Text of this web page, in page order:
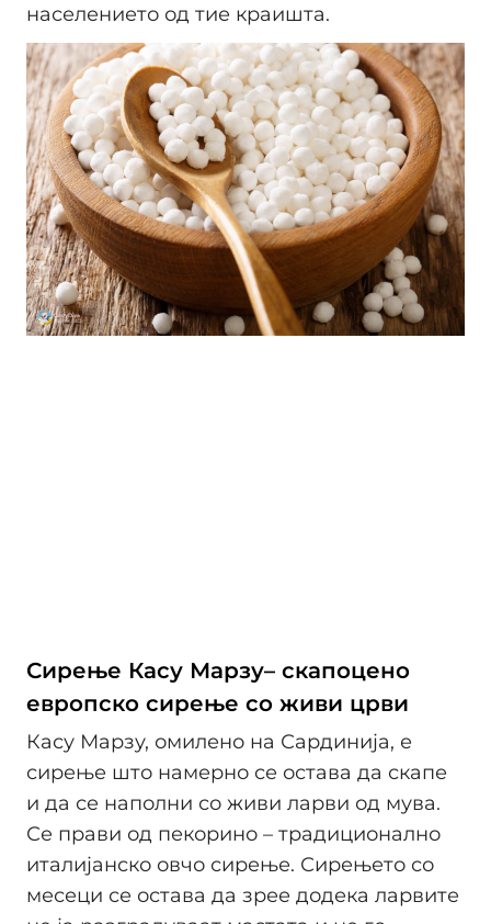
населението од тие краишта.
Сирење Касу Марзу– скапоцено
европско сирење со живи црви
Касу Марзу, омилено на Сардинија, е
сирење што намерно се остава да скапе
и да се наполни со живи ларви од мува.
Се прави од пекорино – традиционално
италијанско овчо сирење. Сирењето со
месеци се остава да зрее додека ларвите